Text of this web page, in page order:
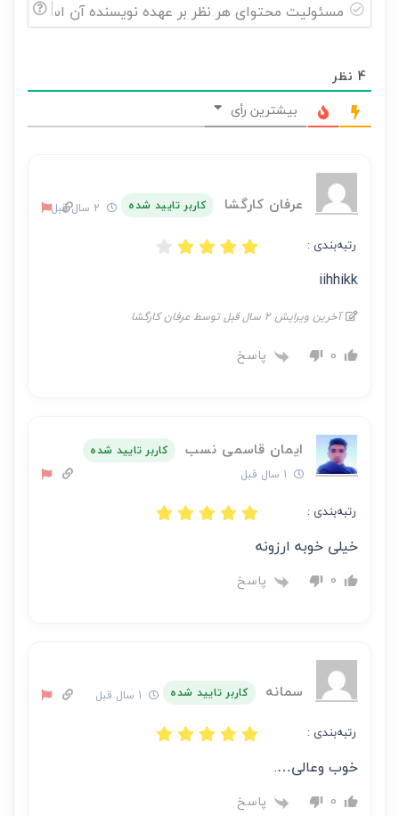
هر
نظر
بر
نویسنده
4 نظر
بیشترین رأی
عرفان کارگشا کاربر تایید شده
رتبه‌بندی :
iihhikk
آخرین ویرایش 2 سال قبل توسط عرفان کارگشا
0 پاسخ
ایمان قاسمی نسب
کاربر تایید شده
رتبه‌بندی :
خیلی خوبه ارزونه
0 پاسخ
سمانه کاربر تایید شده
رتبه‌بندی :
خوب وعالی….
0 پاسخ